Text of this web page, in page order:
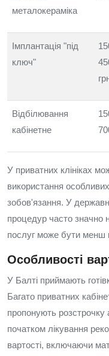
металокераміка
Імплантація "під
ключ"
Відбілювання
кабінетне
У приватних клініках
використання особливих
зобов'язання. У
процедур часто значно
послуг може бути менш
Особливості
У Балті приймають
Багато приватних
пропонують розстрочку
початком лікування
вартості, включаючи